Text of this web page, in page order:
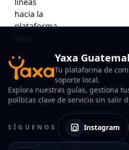
Yaxa
Tu plataforma de
soporte local.
Explora nuestras guías, gestiona
políticas clave de servicio sin salir
SÍGUENOS Instagram